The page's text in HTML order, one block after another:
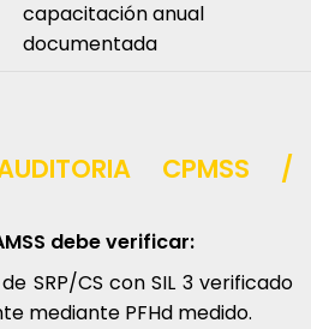
capacitación anual
documentada
CPMSS /
debe verificar:
SRP/CS con SIL 3 verificado
mediante PFHd medido.